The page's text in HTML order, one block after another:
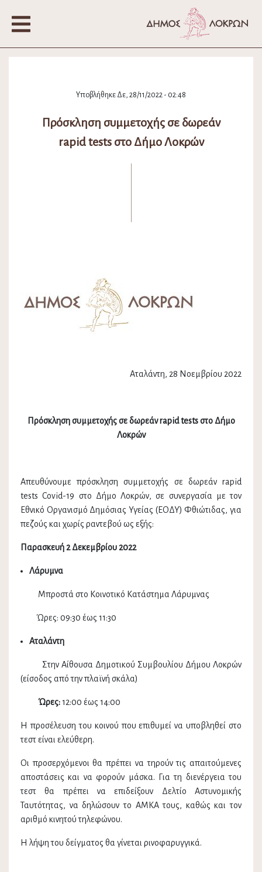
Υποβλήθηκε Δε, 28/11/2022 - 02:48
Πρόσκληση συμμετοχής σε δωρεάν
rapid tests στο Δήμο Λοκρών
Αταλάντη, 28 Νοεμβρίου 2022
Πρόσκληση συμμετοχής σε δωρεάν rapid testsστο Δήμο
Λοκρών
Απευθύνουμε πρόσκληση συμμετοχής σε δωρεάν rapid
tests Covid-19 στο Δήμο Λοκρών, σε συνεργασία με τον
Εθνικό Οργανισμό Δημόσιας Υγείας (ΕΟΔΥ) Φθιώτιδας, για
πεζούς και χωρίς ραντεβού ως εξής:
Παρασκευή 2 Δεκεμβρίου 2022
Λάρυμνα
Μπροστά στο Κοινοτικό Κατάστημα Λάρυμνας
Ώρες: 09:30 έως 11:30
Αταλάντη
Στην Αίθουσα Δημοτικού Συμβουλίου Δήμου Λοκρών
(είσοδος από την πλαϊνή σκάλα)
Ώρες:12:00 έως 14:00
Η προσέλευση του κοινού που επιθυμεί να υποβληθεί στο
τεστ είναι ελεύθερη.
Οι προσερχόμενοι θα πρέπει να τηρούν τις απαιτούμενες
αποστάσεις και να φορούν μάσκα. Για τη διενέργεια του
τεστ θα πρέπει να επιδείξουν Δελτίο Αστυνομικής
Ταυτότητας, να δηλώσουν το ΑΜΚΑ τους, καθώς και τον
αριθμό κινητού τηλεφώνου.
Η λήψη του δείγματος θα γίνεται ρινοφαρυγγικά.